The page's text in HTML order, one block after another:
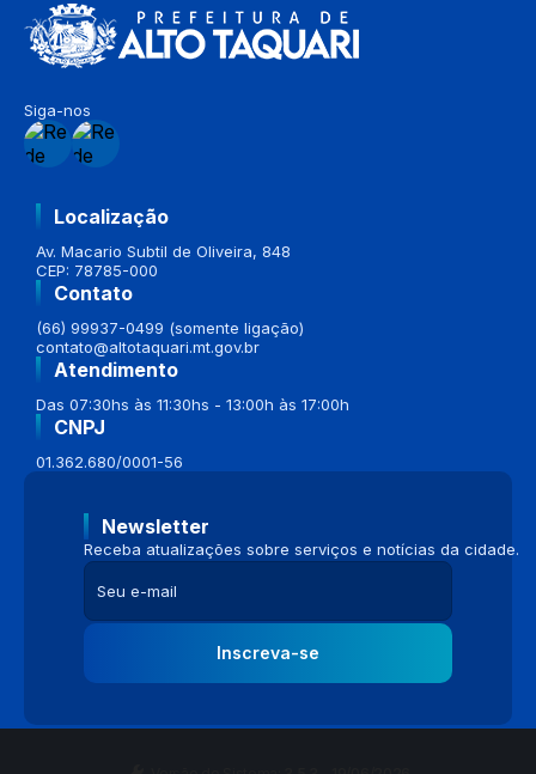
Siga-nos
Localização
Av. Macario Subtil de Oliveira, 848
CEP: 78785-000
Contato
(66) 99937-0499 (somente ligação)
contato@altotaquari.mt.gov.br
Atendimento
Das 07:30hs às 11:30hs - 13:00h às 17:00h
CNPJ
01.362.680/0001-56
Newsletter
Receba atualizações sobre serviços e notícias da cidade.
Inscreva-se